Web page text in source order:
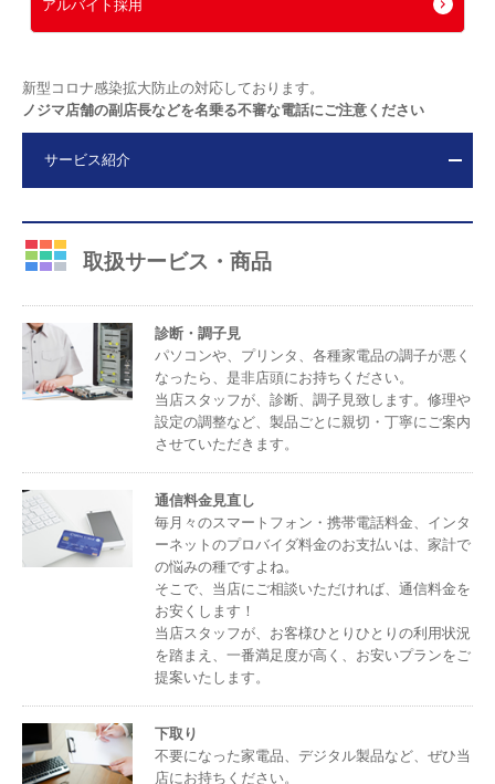
アルバイト採用
新型コロナ感染拡大防止の対応しております。
ノジマ店舗の副店長などを名乗る不審な電話にご注意ください
サービス紹介
取扱サービス・商品
診断・調子見
パソコンや、プリンタ、各種家電品の調子が悪く
なったら、是非店頭にお持ちください。
当店スタッフが、診断、調子見致します。修理や
設定の調整など、製品ごとに親切・丁寧にご案内
させていただきます。
通信料金見直し
毎月々のスマートフォン・携帯電話料金、インタ
ーネットのプロバイダ料金のお支払いは、家計で
の悩みの種ですよね。
そこで、当店にご相談いただければ、通信料金を
お安くします！
当店スタッフが、お客様ひとりひとりの利用状況
を踏まえ、一番満足度が高く、お安いプランをご
提案いたします。
下取り
不要になった家電品、デジタル製品など、ぜひ当
店にお持ちください。